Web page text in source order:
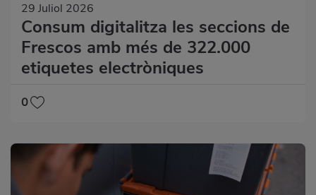
29 Juliol 2026
Consum digitalitza les seccions de
Frescos amb més de 322.000
etiquetes electròniques
0